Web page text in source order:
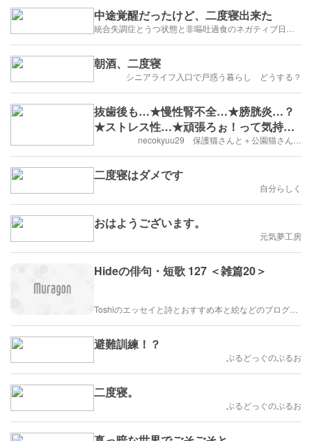
中途覚醒だったけど、二度寝出来た
朝酒、二度寝
シニアライフ入口で戸惑う暮らし どうする？
抜歯後も…★慢性腎不全…★膀胱炎…？
★ストレス性…★頑張ろぉ！って気持
necokyuu29 保護猫さんと＋公園猫さん…
二度寝はダメです
自分らしく
おはようございます。
元気夢工房
Hideの俳句・短歌 127 ＜雑篇20＞
避難訓練！？
ぶるどっぐのぶるお
二度寝。
ぶるどっぐのぶるお